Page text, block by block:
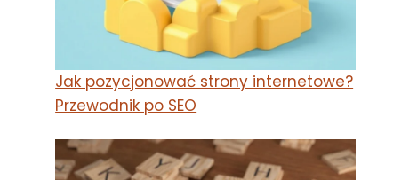
Jak pozycjonować strony internetowe?
Przewodnik po SEO